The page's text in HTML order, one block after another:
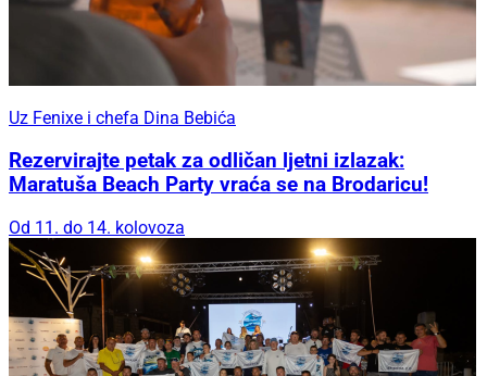
Uz Fenixe i chefa Dina Bebića
Rezervirajte petak za odličan ljetni izlazak:
Maratuša Beach Party vraća se na Brodaricu!
Od 11. do 14. kolovoza